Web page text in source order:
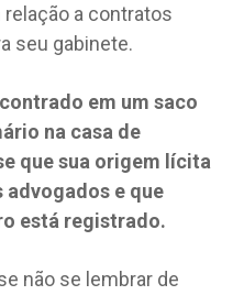
relação a contratos
seu gabinete.
em um saco
na casa de
que sua origem lícita
advogados e que
está registrado.
não se lembrar de